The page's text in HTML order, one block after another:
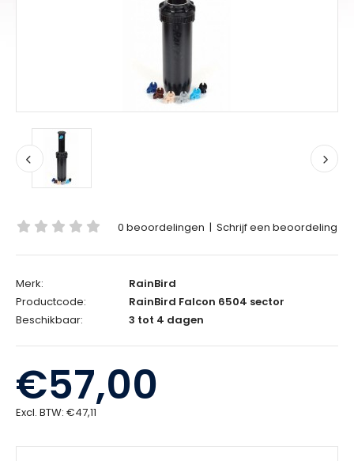
0 beoordelingen | Schrijf een beoordeling
Merk:
RainBird
Productcode:
RainBird Falcon 6504 sector
Beschikbaar:
3 tot 4 dagen
€57,00
Excl. BTW: €47,11